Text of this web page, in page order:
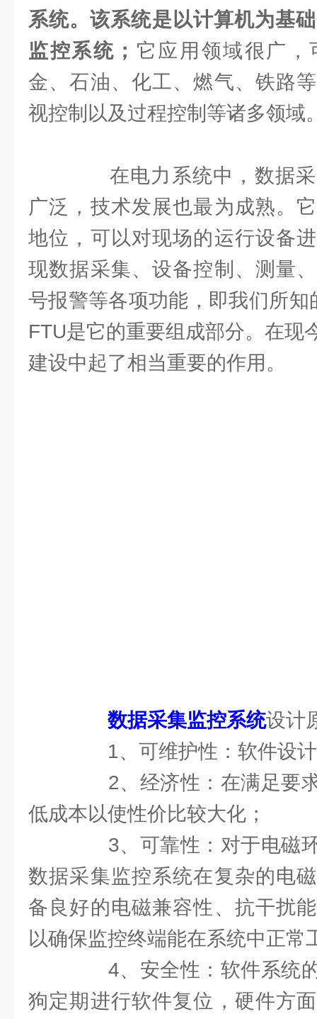
系统。该系统是以计算机为基
监控系统； 它应用领域很广
金、石油、化工、燃气、铁路
视控制以及过程控制等诸多领域
在电力系统中，数据采
广泛，技术发展也最为成熟。
地位，可以对现场的运行设备
现数据采集、设备控制、测量
号报警等各项功能，即我们所知
FTU是它的重要组成部分。在现
建设中起了相当重要的作用。
数据采集监控系统设计
1、可维护性：软件设计
2、经济性：在满足要求
低成本以使性价比较大化；
3、可靠性：对于电磁环
数据采集监控系统在复杂的电
备良好的电磁兼容性、抗干扰
以确保监控终端能在系统中正常
4、安全性：软件系统的
狗定期进行软件复位，硬件方